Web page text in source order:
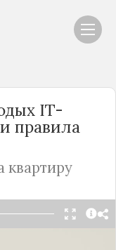
IT-
правила
квартиру